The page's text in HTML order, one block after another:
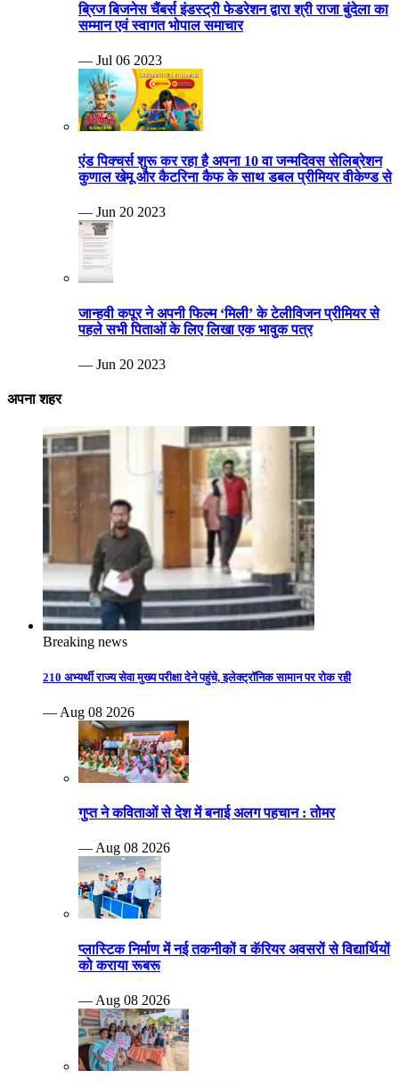
ब्रिज बिजनेस चैंबर्स इंडस्ट्री फेडरेशन द्वारा श्री राजा बुंदेला का
सम्मान एवं स्वागत भोपाल समाचार
— Jul 06 2023
एंड पिक्चर्स शुरू कर रहा है अपना 10 वा जन्मदिवस सेलिब्रेशन
कुणाल खेमू और कैटरिना कैफ के साथ डबल प्रीमियर वीकेण्ड से
— Jun 20 2023
जान्हवी कपूर ने अपनी फिल्म ‘मिली’ के टेलीविजन प्रीमियर से
पहले सभी पिताओं के लिए लिखा एक भावुक पत्र
— Jun 20 2023
अपना शहर
Breaking news
210 अभ्यर्थी राज्य सेवा मुख्य परीक्षा देने पहुंचे, इलेक्ट्रॉनिक सामान पर रोक रही
— Aug 08 2026
गुप्त ने कविताओं से देश में बनाई अलग पहचान : तोमर
— Aug 08 2026
प्लास्टिक निर्माण में नई तकनीकों व कॅरियर अवसरों से विद्यार्थियों
को कराया रूबरू
— Aug 08 2026